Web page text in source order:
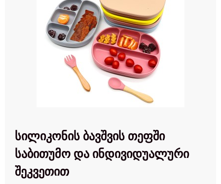
სილიკონის ბავშვის თეფში
საბითუმო და ინდივიდუალური
შეკვეთით